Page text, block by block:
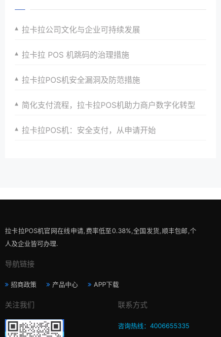
拉卡拉公司文化与企业可持续发展
拉卡拉 POS 机跳码的治理措施
拉卡拉POS机安全漏洞及防范措施
简化支付流程，拉卡拉POS机助力商户数字化转型
拉卡拉POS机：安全支付，从申请开始
拉卡拉POS机官网在线申请,费率低至0.38%,全国发货,顺丰包邮,个
人及企业皆可办理.
导航链接
招商政策 产品中心 APP下载
关注我们 联系方式
咨询热线：4006655335